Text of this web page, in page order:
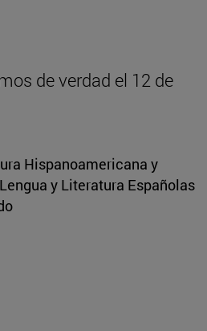
de verdad el 12 de
Hispanoamericana y
y Literatura Españolas